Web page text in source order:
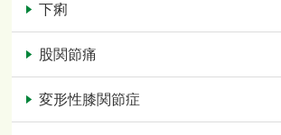
下痢
股関節痛
変形性膝関節症